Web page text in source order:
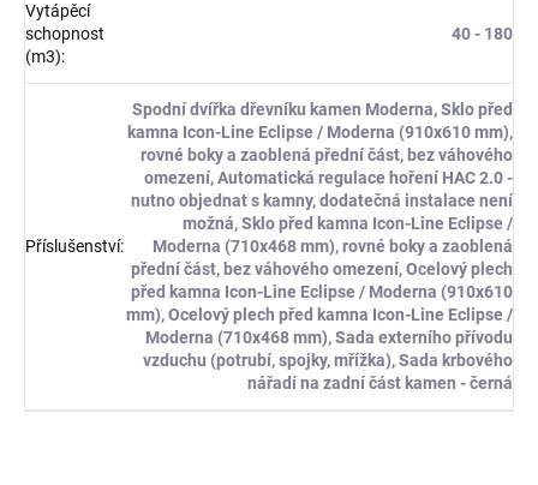
Vytápěcí
schopnost
(m3):
40 - 180
Příslušenství:
Spodní dvířka dřevníku kamen Moderna, Sklo před
kamna Icon-Line Eclipse / Moderna (910x610 mm),
rovné boky a zaoblená přední část, bez váhového
omezení, Automatická regulace hoření HAC 2.0 -
nutno objednat s kamny, dodatečná instalace není
možná, Sklo před kamna Icon-Line Eclipse /
Moderna (710x468 mm), rovné boky a zaoblená
přední část, bez váhového omezení, Ocelový plech
před kamna Icon-Line Eclipse / Moderna (910x610
mm), Ocelový plech před kamna Icon-Line Eclipse /
Moderna (710x468 mm), Sada externího přívodu
vzduchu (potrubí, spojky, mřížka), Sada krbového
nářadí na zadní část kamen - černá